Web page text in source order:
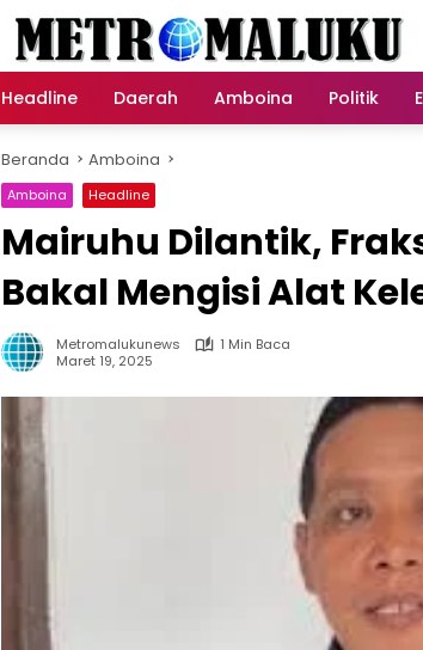
Headline Daerah Amboina Politik
Beranda Amboina
Amboina Headline
Mairuhu Dilantik,
Bakal Mengisi Alat
Metromalukunews
1 Min Baca
Maret 19, 2025